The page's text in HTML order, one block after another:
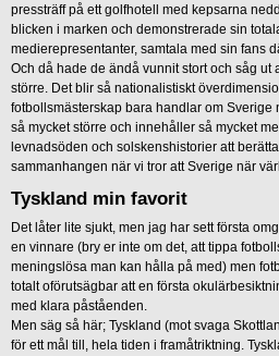
pressträff på ett golfhotell med kepsarna
blicken i marken och demonstrerade sin
medierepresentanter, samtala med sin fans
Och då hade de ändå vunnit stort och såg ut
större. Det blir så nationalistiskt
fotbollsmästerskap bara handlar om Sverige
så mycket större och innehåller så mycket
levnadsöden och solskenshistorier att
sammanhangen när vi tror att Sverige när
Tyskland min favorit
Det låter lite sjukt, men jag har sett första
en vinnare (bry er inte om det, att tippa
meningslösa man kan hålla på med) men
totalt oförutsägbar att en första
med klara påståenden.
Men säg så här; Tyskland (mot svaga
för ett mål till, hela tiden i framåtriktning.